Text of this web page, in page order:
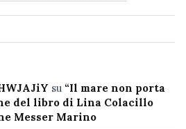
su “Il mare non porta
del libro di Lina Colacillo
Messer Marino